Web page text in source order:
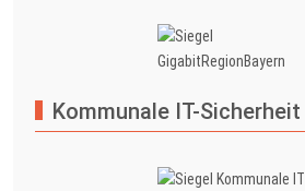
Kommunale IT-Sicherheit